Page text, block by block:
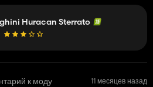
Huracan Sterrato
к моду
11 месяцев назад